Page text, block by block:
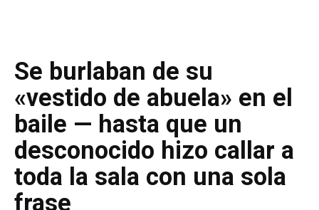
Se burlaban de su
«vestido de abuela» en el
baile — hasta que un
desconocido hizo callar a
toda la sala con una sola
frase